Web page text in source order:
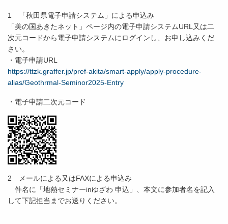
1 「秋田県電子申請システム」による申込み
「美の国あきたネット」ページ内の電子申請システムURL又は二
次元コードから電子申請システムにログインし、お申し込みくだ
さい。
・電子申請URL
https://ttzk.graffer.jp/pref-akita/smart-apply/apply-procedure-
alias/Geothrmal-Seminor2025-Entry
・電子申請二次元コード
2 メールによる又はFAXによる申込み
件名に「地熱セミナーinゆざわ 申込」、本文に参加者名を記入
して下記担当までお送りください。